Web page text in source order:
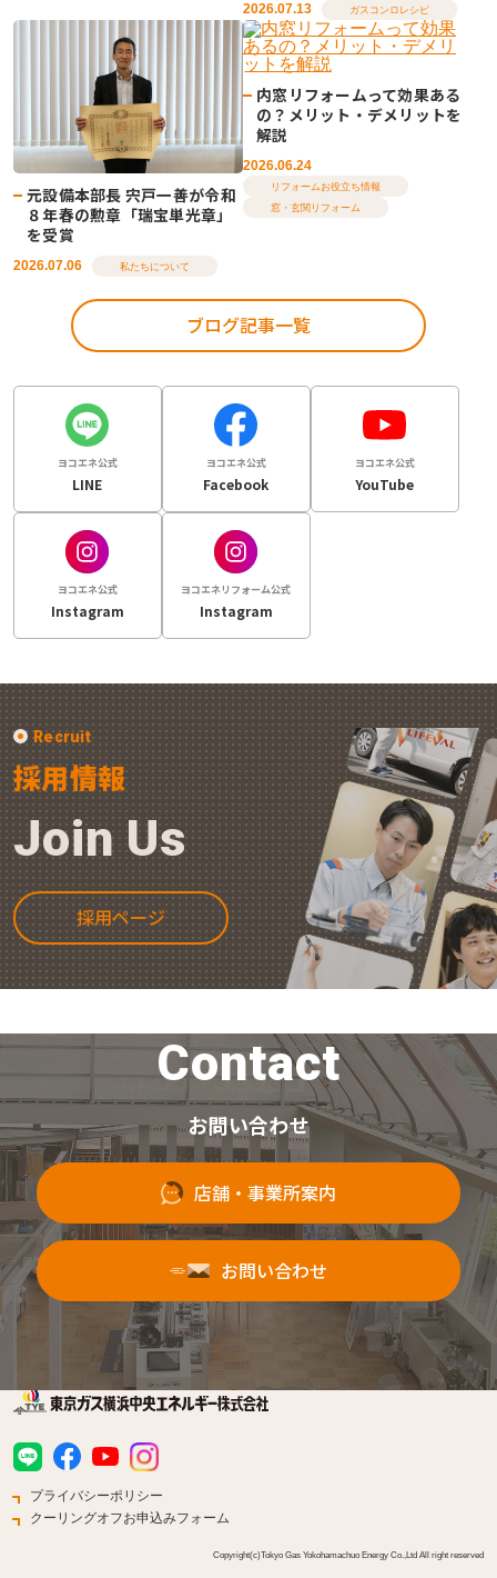
2026.07.13 ガスコンロレシピ
元設備本部長 宍戸一善が令和
８年春の勲章「瑞宝単光章」
を受賞
2026.07.06 私たちについて
内窓リフォームって効果ある
の？メリット・デメリットを
解説
2026.06.24
リフォームお役立ち情報
窓・玄関リフォーム
ブログ記事一覧
ヨコエネ公式
LINE
ヨコエネ公式
Facebook
ヨコエネ公式
YouTube
ヨコエネ公式
Instagram
ヨコエネリフォーム公式
Instagram
Recruit
採用情報
Join Us
採用ページ
Contact
お問い合わせ
店舗・事業所案内
お問い合わせ
プライバシーポリシー
クーリングオフお申込みフォーム
Copyright(c)Tokyo Gas Yokohamachuo Energy Co.,Ltd All right reserved